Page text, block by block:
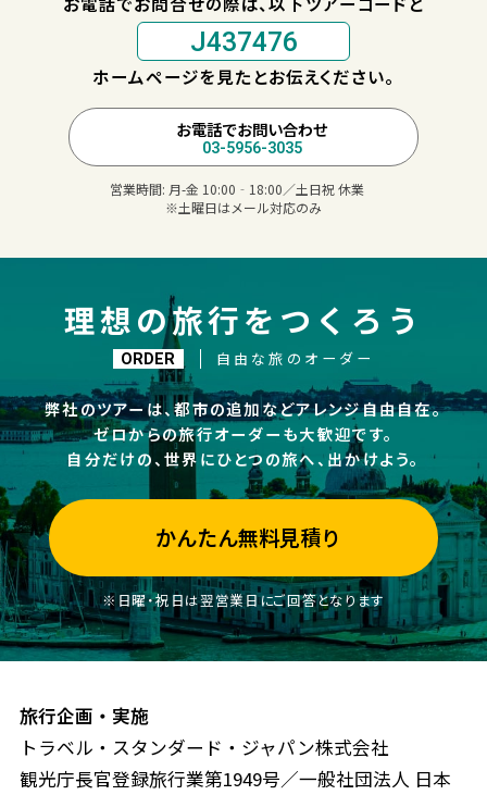
J437476
ホームページを見たとお伝えください。
お電話でお問い合わせ
03-5956-3035
営業時間: 月-金 10:00‐18:00／土日祝 休業
※土曜日はメール対応のみ
理想の旅行をつくろう
ORDER 自由な旅のオーダー
弊社のツアーは、都市の追加などアレンジ自由自在。
ゼロからの旅行オーダーも大歓迎です。
自分だけの、世界にひとつの旅へ、出かけよう。
かんたん無料見積り
※日曜・祝日は翌営業日にご回答となります
旅行企画・実施
トラベル・スタンダード・ジャパン株式会社
観光庁長官登録旅行業第1949号／一般社団法人 日本